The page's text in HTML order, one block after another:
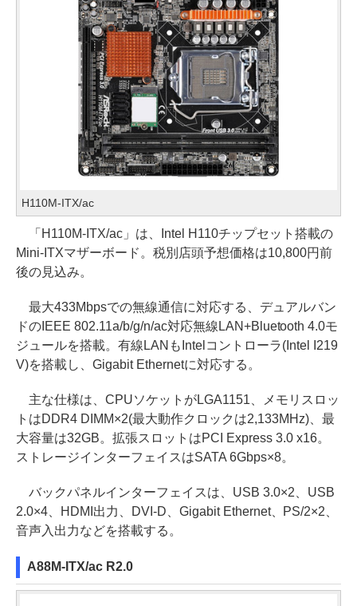
H110M-ITX/ac
「H110M-ITX/ac」は、Intel H110チップセット搭載の
Mini-ITXマザーボード。税別店頭予想価格は10,800円前
後の見込み。
最大433Mbpsでの無線通信に対応する、デュアルバン
ドのIEEE 802.11a/b/g/n/ac対応無線LAN+Bluetooth 4.0モ
ジュールを搭載。有線LANもIntelコントローラ(Intel I219
V)を搭載し、Gigabit Ethernetに対応する。
主な仕様は、CPUソケットがLGA1151、メモリスロッ
トはDDR4 DIMM×2(最大動作クロックは2,133MHz)、最
大容量は32GB。拡張スロットはPCI Express 3.0 x16。
ストレージインターフェイスはSATA 6Gbps×8。
バックパネルインターフェイスは、USB 3.0×2、USB
2.0×4、HDMI出力、DVI-D、Gigabit Ethernet、PS/2×2、
音声入出力などを搭載する。
A88M-ITX/ac R2.0